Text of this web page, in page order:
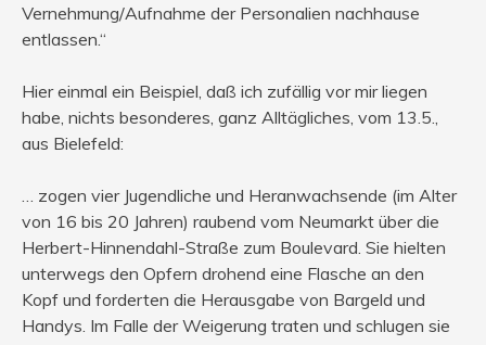
Vernehmung/Aufnahme der Personalien nachhause
entlassen.“
Hier einmal ein Beispiel, daß ich zufällig vor mir liegen
habe, nichts besonderes, ganz Alltägliches, vom 13.5.,
aus Bielefeld:
… zogen vier Jugendliche und Heranwachsende (im Alter
von 16 bis 20 Jahren) raubend vom Neumarkt über die
Herbert-Hinnendahl-Straße zum Boulevard. Sie hielten
unterwegs den Opfern drohend eine Flasche an den
Kopf und forderten die Herausgabe von Bargeld und
Handys. Im Falle der Weigerung traten und schlugen sie